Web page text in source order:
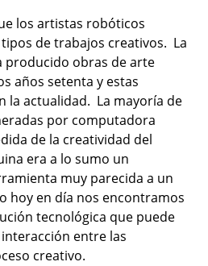
los artistas robóticos
de trabajos creativos. La
producido obras de arte
años setenta y estas
la actualidad. La mayoría de
por computadora
de la creatividad del
era a lo sumo un
muy parecida a un
hoy en día nos encontramos
tecnológica que puede
entre las
creativo.